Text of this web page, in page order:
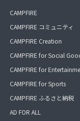
CAMPFIRE
CAMPFIRE コミュニティ
CAMPFIRE Creation
CAMPFIRE for Social
CAMPFIRE for
CAMPFIRE for Sports
CAMPFIRE ふるさと納税
AD FOR ALL